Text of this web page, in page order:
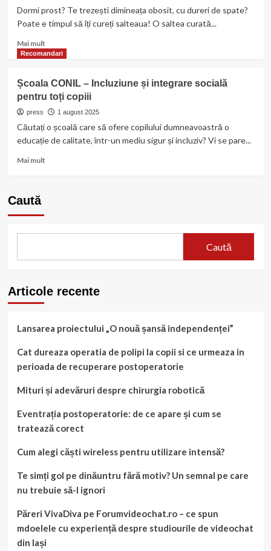
program
stop:
sau
Dormi prost? Te trezești dimineața obosit, cu dureri de spate?
Poate e timpul să îți cureți salteaua! O saltea curată...
Mai multRead
more
saltea
Oradea:
cum
alegi
serviciul
potrivit
Recomandari
Școala CONIL – Incluziune și integrare socială
pentru toți copiii
press 1 august 2025
Căutați o școală care să ofere copilului dumneavoastră o
educație de calitate, într-un mediu sigur și incluziv? Vi se pare...
Mai multRead
socială
toți
copiii
Caută
Caută
Articole recente
Lansarea proiectului „O nouă șansă independenței”
Cat dureaza operatia de polipi la copii si ce urmeaza in
perioada de recuperare postoperatorie
Mituri și adevăruri despre chirurgia robotică
Eventrația postoperatorie: de ce apare și cum se
tratează corect
Cum alegi căști wireless pentru utilizare intensă?
Te simți gol pe dinăuntru fără motiv? Un semnal pe care
nu trebuie să-l ignori
Păreri VivaDiva pe Forumvideochat.ro – ce spun
mdoelele cu experiență despre studiourile de videochat
din Iași